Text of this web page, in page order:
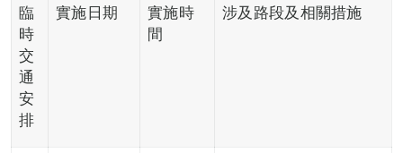
臨
時
交
通
安
排
實施日期
實施時
間
涉及路段及相關措施